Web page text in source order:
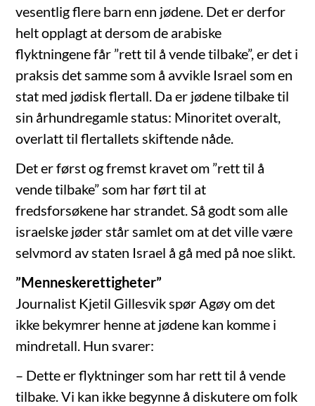
vesentlig flere barn enn jødene. Det er derfor
helt opplagt at dersom de arabiske
flyktningene får ”rett til å vende tilbake”, er det i
praksis det samme som å avvikle Israel som en
stat med jødisk flertall. Da er jødene tilbake til
sin århundregamle status: Minoritet overalt,
overlatt til flertallets skiftende nåde.
Det er først og fremst kravet om ”rett til å
vende tilbake” som har ført til at
fredsforsøkene har strandet. Så godt som alle
israelske jøder står samlet om at det ville være
selvmord av staten Israel å gå med på noe slikt.
”Menneskerettigheter”
Journalist Kjetil Gillesvik spør Agøy om det
ikke bekymrer henne at jødene kan komme i
mindretall. Hun svarer:
– Dette er flyktninger som har rett til å vende
tilbake. Vi kan ikke begynne å diskutere om folk